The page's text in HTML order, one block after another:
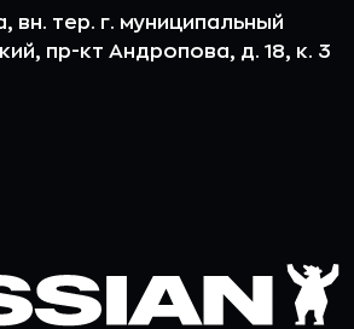
вн. тер. г. муниципальный
пр-кт Андропова, д. 18, к. 3